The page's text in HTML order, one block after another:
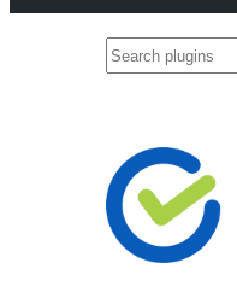
Search